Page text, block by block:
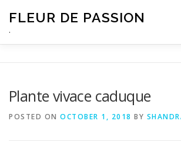
FLEUR DE PASSION
.
Plante vivace caduque
POSTED ON OCTOBER 1, 2018 BY